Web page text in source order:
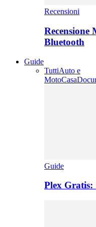
Recensioni
Recensione
Bluetooth
Guide
TuttiAuto e
MotoCasa
Guide
Plex Gratis: